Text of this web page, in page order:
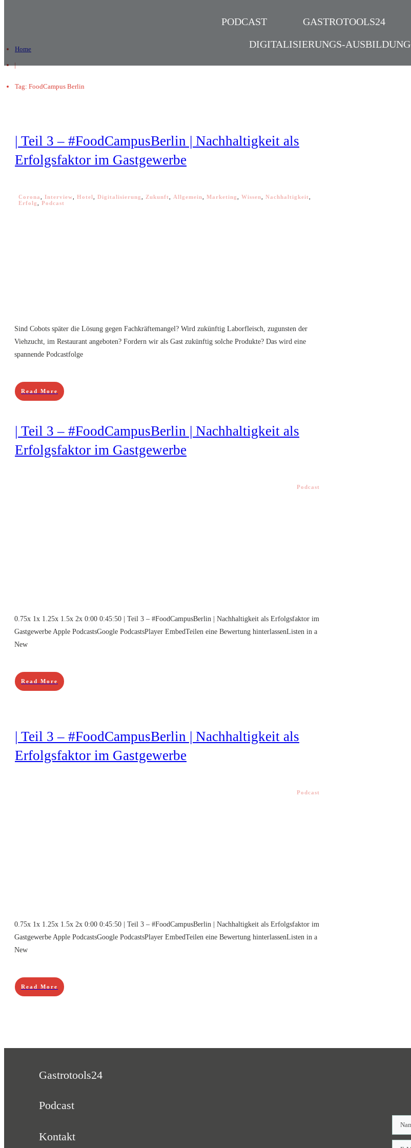
PODCAST GASTROTOOLS24
DIGITALISIERUNGS-AUSBILDUNG
Home
|
Tag: FoodCampus Berlin
| Teil 3 – #FoodCampusBerlin | Nachhaltigkeit als
Erfolgsfaktor im Gastgewerbe
Corona Interview Hotel Digitalisierung Zukunft Allgemein Marketing Wissen Nachhaltigkeit
Erfolg
Podcast
Sind Cobots später die Lösung gegen Fachkräftemangel? Wird zukünftig Laborfleisch, zugunsten der
Viehzucht, im Restaurant angeboten? Fordern wir als Gast zukünftig solche Produkte? Das wird eine
spannende Podcastfolge
Read More
| Teil 3 – #FoodCampusBerlin | Nachhaltigkeit als
Erfolgsfaktor im Gastgewerbe
Podcast
0.75x 1x 1.25x 1.5x 2x 0:00 0:45:50 | Teil 3 – #FoodCampusBerlin | Nachhaltigkeit als Erfolgsfaktor im
Gastgewerbe Apple PodcastsGoogle PodcastsPlayer EmbedTeilen eine Bewertung hinterlassenListen in a
New
Read More
| Teil 3 – #FoodCampusBerlin | Nachhaltigkeit als
Erfolgsfaktor im Gastgewerbe
Podcast
0.75x 1x 1.25x 1.5x 2x 0:00 0:45:50 | Teil 3 – #FoodCampusBerlin | Nachhaltigkeit als Erfolgsfaktor im
Gastgewerbe Apple PodcastsGoogle PodcastsPlayer EmbedTeilen eine Bewertung hinterlassenListen in a
New
Read More
Gastrotools24
Podcast
Kontakt